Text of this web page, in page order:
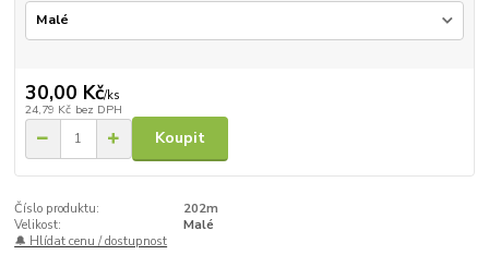
30,00 Kč/ks
24,79 Kč bez DPH
Koupit
Číslo produktu:
202m
Velikost:
Malé
🔔 Hlídat cenu / dostupnost